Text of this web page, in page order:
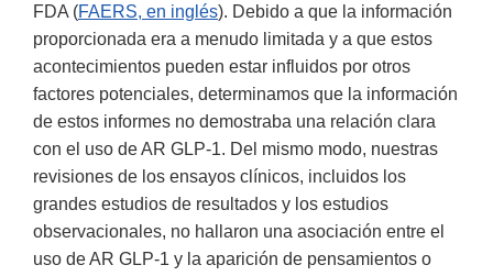
FDA (FAERS, en inglés). Debido a que la información
proporcionada era a menudo limitada y a que estos
acontecimientos pueden estar influidos por otros
factores potenciales, determinamos que la información
de estos informes no demostraba una relación clara
con el uso de AR GLP-1. Del mismo modo, nuestras
revisiones de los ensayos clínicos, incluidos los
grandes estudios de resultados y los estudios
observacionales, no hallaron una asociación entre el
uso de AR GLP-1 y la aparición de pensamientos o